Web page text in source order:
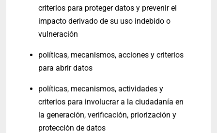
criterios para proteger datos y prevenir el
impacto derivado de su uso indebido o
vulneración
políticas, mecanismos, acciones y criterios
para abrir datos
políticas, mecanismos, actividades y
criterios para involucrar a la ciudadanía en
la generación, verificación, priorización y
protección de datos